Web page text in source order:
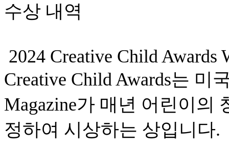
수상 내역
2024 Creative Child Awards
Creative Child Awards는 미
Magazine가 매년 어린이의
정하여 시상하는 상입니다.